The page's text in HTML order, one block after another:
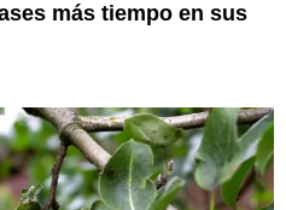
más tiempo en sus